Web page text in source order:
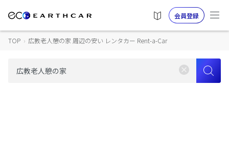
会員登録
TOP › 広教老人憩の家 周辺の安い レンタカー Rent-a-Car